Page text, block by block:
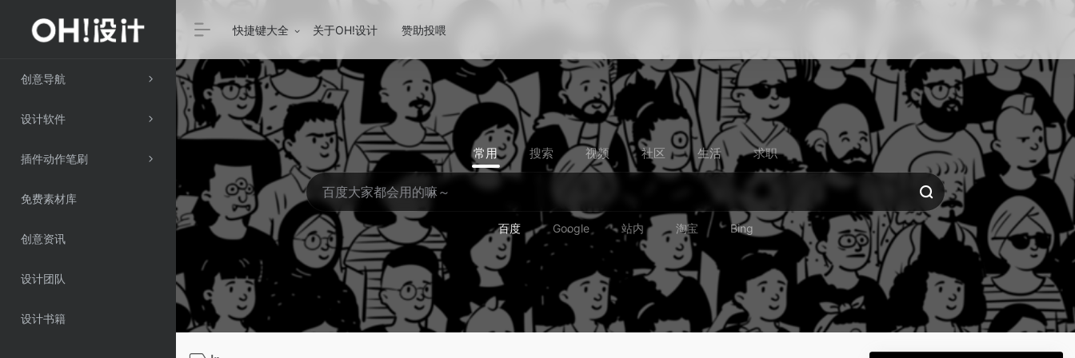
创意导航
设计软件
插件动作笔刷
免费素材库
创意资讯
设计团队
设计书籍
快捷键大全 关于OH!设计 赞助投喂
常用 搜索 视频 社区 生活 求职
百度 Google 站内 淘宝 Bing